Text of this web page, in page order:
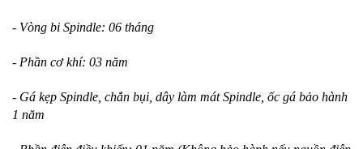
- Vòng bi Spindle: 06 tháng
- Phần cơ khí: 03 năm
- Gá kẹp Spindle, chắn bụi, dây làm mát Spindle, ốc gá bảo hành
1 năm